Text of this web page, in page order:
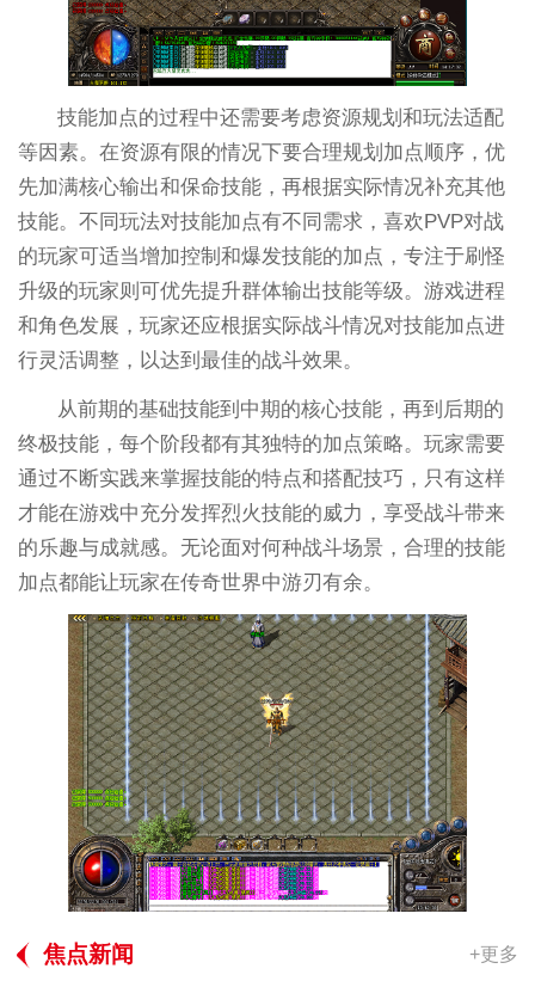
技能加点的过程中还需要考虑资源规划和玩法适配
等因素。在资源有限的情况下要合理规划加点顺序，优
先加满核心输出和保命技能，再根据实际情况补充其他
技能。不同玩法对技能加点有不同需求，喜欢PVP对战
的玩家可适当增加控制和爆发技能的加点，专注于刷怪
升级的玩家则可优先提升群体输出技能等级。游戏进程
和角色发展，玩家还应根据实际战斗情况对技能加点进
行灵活调整，以达到最佳的战斗效果。
从前期的基础技能到中期的核心技能，再到后期的
终极技能，每个阶段都有其独特的加点策略。玩家需要
通过不断实践来掌握技能的特点和搭配技巧，只有这样
才能在游戏中充分发挥烈火技能的威力，享受战斗带来
的乐趣与成就感。无论面对何种战斗场景，合理的技能
加点都能让玩家在传奇世界中游刃有余。
焦点新闻 +更多